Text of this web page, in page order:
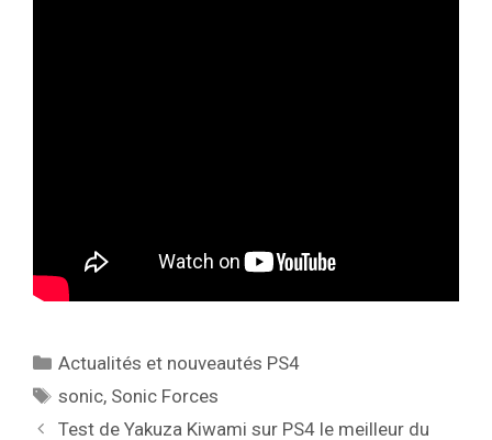
Catégories
Actualités et nouveautés PS4
Étiquettes
sonic, Sonic Forces
Test de Yakuza Kiwami sur PS4 le meilleur du